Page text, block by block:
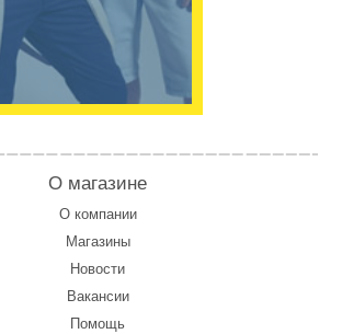
О магазине
О компании
Магазины
Новости
Вакансии
Помощь